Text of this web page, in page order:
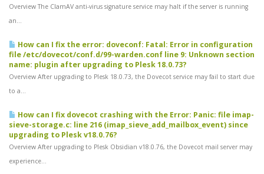
Overview The ClamAV anti-virus signature service may halt if the server is running
an...
How can I fix the error: doveconf: Fatal: Error in configuration
file /etc/dovecot/conf.d/99-warden.conf line 9: Unknown section
name: plugin after upgrading to Plesk 18.0.73?
Overview After upgrading to Plesk 18.0.73, the Dovecot service may fail to start due
to a...
How can I fix dovecot crashing with the Error: Panic: file imap-
sieve-storage.c: line 216 (imap_sieve_add_mailbox_event) since
upgrading to Plesk v18.0.76?
Overview After upgrading to Plesk Obsidian v18.0.76, the Dovecot mail server may
experience...